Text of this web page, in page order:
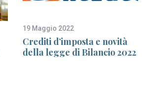
19 Maggio 2022
Crediti d’imposta e novità
della legge di Bilancio 2022